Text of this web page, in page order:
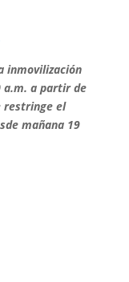
inmovilización
a.m. a partir de
restringe el
mañana 19